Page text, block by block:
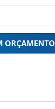
ORÇAMENTO